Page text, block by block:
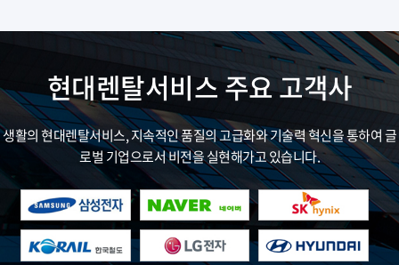
현대렌탈서비스 주요 고객사
생활의 현대렌탈서비스, 지속적인 품질의 고급화와 기술력 혁신을 통하여 글
로벌 기업으로서 비전을 실현해가고 있습니다.